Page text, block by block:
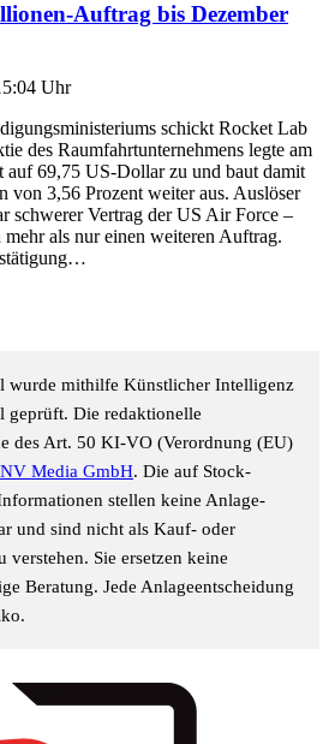
Auftrag bis Dezember
Uhr
schickt Rocket Lab
des Raumfahrtunternehmens legte am
69,75 US-Dollar zu und baut damit
von 3,56 Prozent weiter aus. Auslöser
schwerer Vertrag der US Air Force –
als nur einen weiteren Auftrag.
wurde mithilfe Künstlicher Intelligenz
geprüft. Die redaktionelle
des Art. 50 KI-VO (Verordnung (EU)
Media GmbH. Die auf Stock-
stellen keine Anlage-
und sind nicht als Kauf- oder
verstehen. Sie ersetzen keine
Beratung. Jede Anlageentscheidung